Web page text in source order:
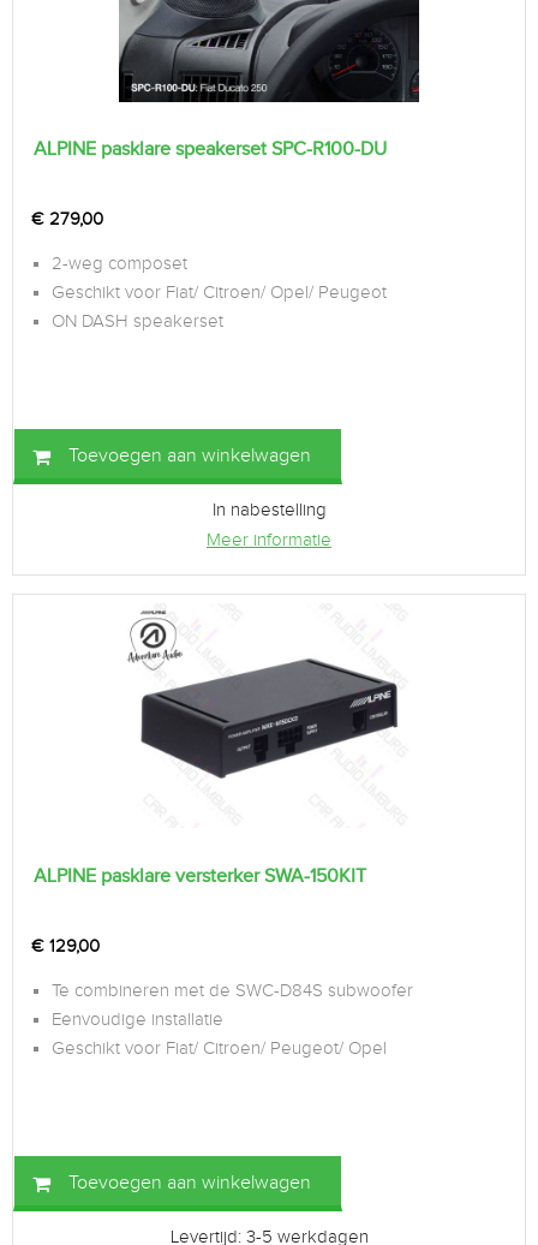
ALPINE pasklare speakerset SPC-R100-DU
€ 279,00
2-weg composet
Geschikt voor Fiat/ Citroen/ Opel/ Peugeot
ON DASH speakerset
Toevoegen aan winkelwagen
In nabestelling
Meer informatie
ALPINE pasklare versterker SWA-150KIT
€ 129,00
Te combineren met de SWC-D84S subwoofer
Eenvoudige installatie
Geschikt voor Fiat/ Citroen/ Peugeot/ Opel
Toevoegen aan winkelwagen
Levertijd: 3-5 werkdagen